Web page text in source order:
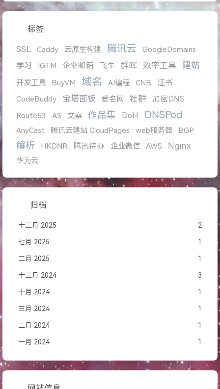
标签
SSL Caddy 云原生构建 腾讯云 GoogleDomains
学习 IGTM 企业邮箱 飞牛 群晖 效率工具 建站
开发工具 BuyVM 域名 AI编程 CNB 证书
CodeBuddy 宝塔面板 爱名网 社群 加密DNS
Route53 AS 文案 作品集 DoH DNSPod
AnyCast 腾讯云建站 CloudPages web服务器 BGP
解析 HKDNR 腾讯待办 企业微信 AWS Nginx
华为云
归档
十二月 2025 2
七月 2025 1
二月 2025 1
十二月 2024 3
十月 2024 1
三月 2024 1
二月 2024 1
一月 2024 1